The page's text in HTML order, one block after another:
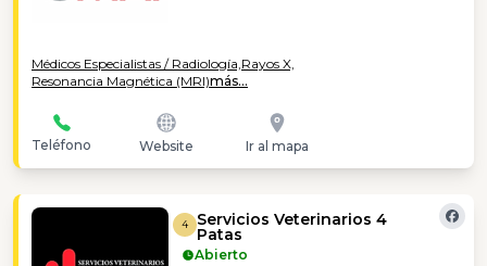
Médicos Especialistas / Radiología, Rayos X,
Resonancia Magnética (MRI)más...
Teléfono Website Ir al mapa
4 Servicios Veterinarios 4
Patas
Abierto